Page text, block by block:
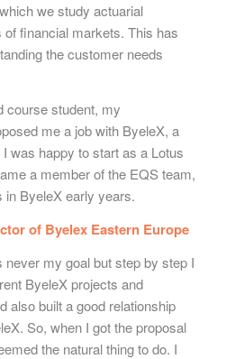
we study actuarial
financial markets. This has
the customer needs
course student, my
me a job with ByeleX, a
was happy to start as a Lotus
a member of the EQS team,
in ByeleX early years.
of Byelex Eastern Europe
my goal but step by step I
ByeleX projects and
also built a good relationship
So, when I got the proposal
the natural thing to do. I